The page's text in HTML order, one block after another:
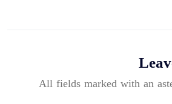
All fields marked with an